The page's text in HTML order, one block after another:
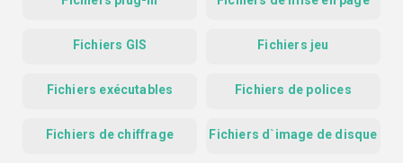
Fichiers GIS Fichiers jeu
Fichiers exécutables Fichiers de polices
Fichiers de chiffrage Fichiers d`image de disque